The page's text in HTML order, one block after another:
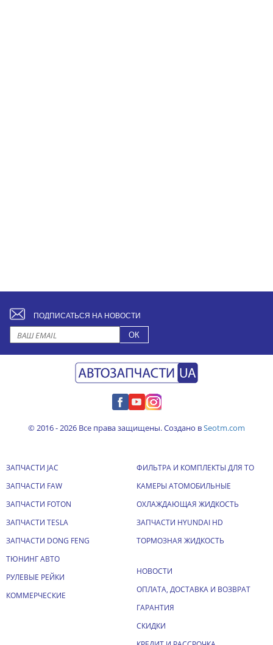
ПОДПИСАТЬСЯ НА НОВОСТИ
© 2016 - 2026 Все права защищены. Создано вSeotm.com
ЗАПЧАСТИ JAC
ЗАПЧАСТИ FAW
ЗАПЧАСТИ FOTON
ЗАПЧАСТИ TESLA
ЗАПЧАСТИ DONG FENG
ТЮНИНГ АВТО
РУЛЕВЫЕ РЕЙКИ
КОММЕРЧЕСКИЕ
ФИЛЬТРА И КОМПЛЕКТЫ ДЛЯ ТО
КАМЕРЫ АТОМОБИЛЬНЫЕ
ОХЛАЖДАЮЩАЯ ЖИДКОСТЬ
ЗАПЧАСТИ HYUNDAI HD
ТОРМОЗНАЯ ЖИДКОСТЬ
НОВОСТИ
ОПЛАТА, ДОСТАВКА И ВОЗВРАТ
ГАРАНТИЯ
СКИДКИ